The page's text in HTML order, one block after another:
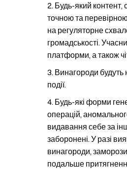
Будь-який контент,
точною та
на регуляторне
громадськості.
платформи, а також
Винагороди будуть
події.
Будь-які форми
операцій,
видавання себе за
заборонені. У разі
винагороди,
подальше